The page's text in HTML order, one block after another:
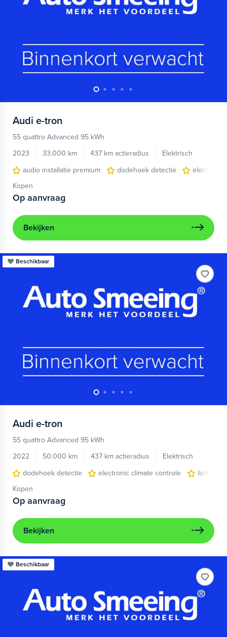
Audi e-tron
55 quattro Advanced 95 kWh
2023
33.000 km 437 km actieradius
Elektrisch
audio installatie premium
dodehoek detectie
electronic
Kopen
Op aanvraag
Bekijken
Beschikbaar
Audi e-tron
55 quattro Advanced 95 kWh
2022
50.000 km 437 km actieradius
Elektrisch
dodehoek detectie
electronic climate controle
Kopen
Op aanvraag
Bekijken
Beschikbaar